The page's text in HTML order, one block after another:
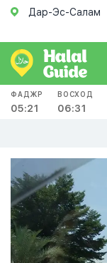
Дар-Эс-Салам
ФАДЖР
05:21
ВОСХОД
06:31